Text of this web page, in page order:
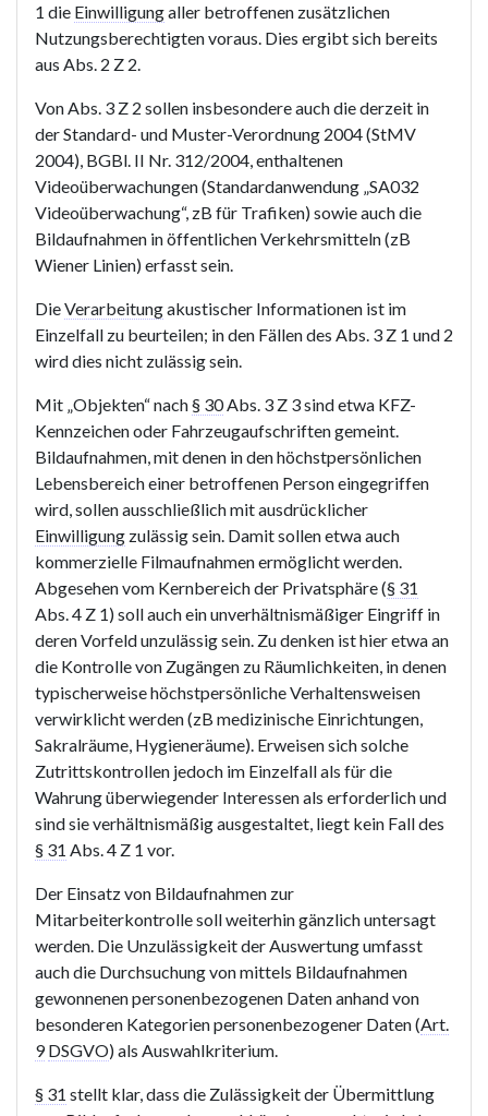
1 die Einwilligungaller betroffenen zusätzlichen
Nutzungsberechtigten voraus. Dies ergibt sich bereits
aus Abs. 2 Z 2.
Von Abs. 3 Z 2 sollen insbesondere auch die derzeit in
der Standard- und Muster-Verordnung 2004 (StMV
2004), BGBl. II Nr. 312/2004, enthaltenen
Videoüberwachungen (Standardanwendung „SA032
Videoüberwachung“, zB für Trafiken) sowie auch die
Bildaufnahmen in öffentlichen Verkehrsmitteln (zB
Wiener Linien) erfasst sein.
DieVerarbeitungakustischer Informationen ist im
Einzelfall zu beurteilen; in den Fällen des Abs. 3 Z 1 und 2
wird dies nicht zulässig sein.
Mit „Objekten“ nach§ 30Abs. 3 Z 3 sind etwa KFZ-
Kennzeichen oder Fahrzeugaufschriften gemeint.
Bildaufnahmen, mit denen in den höchstpersönlichen
Lebensbereich einer betroffenen Person eingegriffen
wird, sollen ausschließlich mit ausdrücklicher
Einwilligung zulässig sein. Damit sollen etwa auch
kommerzielle Filmaufnahmen ermöglicht werden.
Abgesehen vom Kernbereich der Privatsphäre (§ 31
Abs. 4 Z 1) soll auch ein unverhältnismäßiger Eingriff in
deren Vorfeld unzulässig sein. Zu denken ist hier etwa an
die Kontrolle von Zugängen zu Räumlichkeiten, in denen
typischerweise höchstpersönliche Verhaltensweisen
verwirklicht werden (zB medizinische Einrichtungen,
Sakralräume, Hygieneräume). Erweisen sich solche
Zutrittskontrollen jedoch im Einzelfall als für die
Wahrung überwiegender Interessen als erforderlich und
sind sie verhältnismäßig ausgestaltet, liegt kein Fall des
§ 31 Abs. 4 Z 1 vor.
Der Einsatz von Bildaufnahmen zur
Mitarbeiterkontrolle soll weiterhin gänzlich untersagt
werden. Die Unzulässigkeit der Auswertung umfasst
auch die Durchsuchung von mittels Bildaufnahmen
gewonnenen personenbezogenen Daten anhand von
besonderen Kategorien personenbezogener Daten (Art.
9 DSGVO) als Auswahlkriterium.
§ 31 stellt klar, dass die Zulässigkeit der Übermittlung